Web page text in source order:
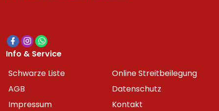
Info & Service
Schwarze Liste
Online Streitbeilegung
AGB
Datenschutz
Impressum
Kontakt